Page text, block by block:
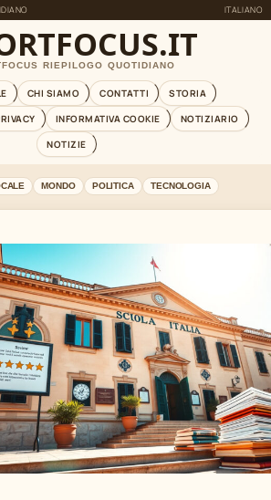
ITALIANO
RIEPILOGO QUOTIDIANO
CHI SIAMO CONTATTI
STORIA
INFORMATIVA COOKIE
NOTIZIARIO
NOTIZIE
MONDO POLITICA TECNOLOGIA